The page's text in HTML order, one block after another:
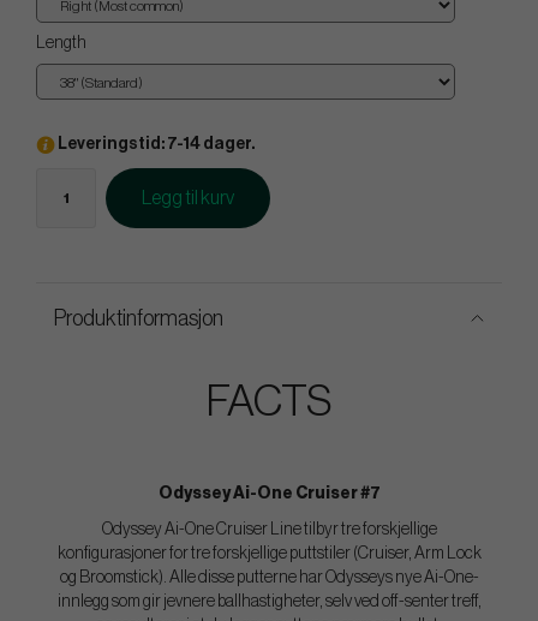
Length
Leveringstid: 7-14 dager.
Legg til kurv
Produktinformasjon
FACTS
Odyssey Ai-One Cruiser #7
Odyssey Ai-One Cruiser Line tilbyr tre forskjellige
konfigurasjoner for tre forskjellige puttstiler (Cruiser, Arm Lock
og Broomstick). Alle disse putterne har Odysseys nye Ai-One-
innlegg som gir jevnere ballhastigheter, selv ved off-senter treff,